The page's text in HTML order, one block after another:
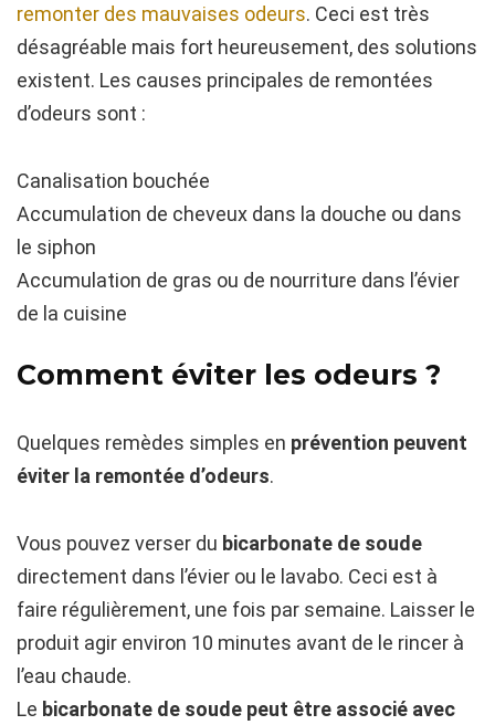
remonter des mauvaises odeurs. Ceci est très
désagréable mais fort heureusement, des solutions
existent. Les causes principales de remontées
d’odeurs sont :
Canalisation bouchée
Accumulation de cheveux dans la douche ou dans
le siphon
Accumulation de gras ou de nourriture dans l’évier
de la cuisine
Comment éviter les odeurs ?
Quelques remèdes simples en prévention peuvent
éviter la remontée d’odeurs.
Vous pouvez verser du bicarbonate de soude
directement dans l’évier ou le lavabo. Ceci est à
faire régulièrement, une fois par semaine. Laisser le
produit agir environ 10 minutes avant de le rincer à
l’eau chaude.
Le bicarbonate de soude peut être associé avec